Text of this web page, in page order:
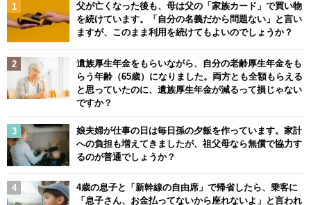
父が亡くなった後も、母は父の「家族カード」で買い物
を続けています。「自分の名義だから問題ない」と言い
ますが、このまま利用を続けてもよいのでしょうか？
遺族厚生年金をもらいながら、自分の老齢厚生年金をも
らう年齢（65歳）になりました。両方とも全額もらえる
と思っていたのに、遺族厚生年金が減るって損じゃない
ですか？
娘夫婦が仕事の日は毎日孫の夕飯を作っています。家計
への負担も増えてきましたが、祖父母なら無償で協力す
るのが普通でしょうか？
4歳の息子と「新幹線の自由席」で帰省したら、乗客に
「息子さん、お金払ってないから座れないよ」と言われ